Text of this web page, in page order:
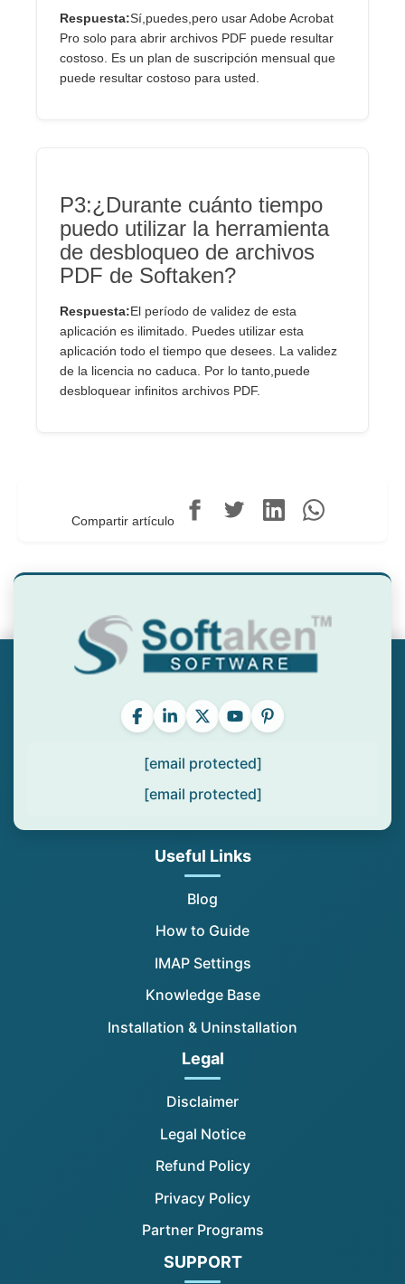
Respuesta:Sí,puedes,pero usar Adobe Acrobat
Pro solo para abrir archivos PDF puede resultar
costoso. Es un plan de suscripción mensual que
puede resultar costoso para usted.
P3:¿Durante cuánto tiempo
puedo utilizar la herramienta
de desbloqueo de archivos
PDF de Softaken?
Respuesta:El período de validez de esta
aplicación es ilimitado. Puedes utilizar esta
aplicación todo el tiempo que desees. La validez
de la licencia no caduca. Por lo tanto,puede
desbloquear infinitos archivos PDF.
Compartir artículo
[email protected]
[email protected]
Useful Links
Blog
How to Guide
IMAP Settings
Knowledge Base
Installation & Uninstallation
Legal
Disclaimer
Legal Notice
Refund Policy
Privacy Policy
Partner Programs
SUPPORT